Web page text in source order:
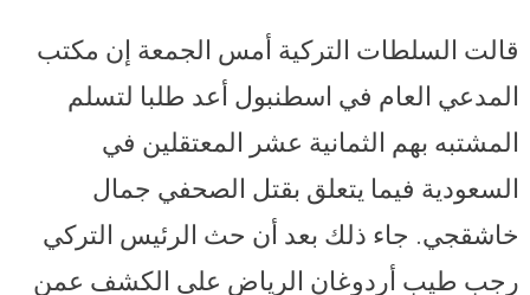
قالت السلطات التركية أمس الجمعة إن مكتب
المدعي العام في اسطنبول أعد طلبا لتسلم
المشتبه بهم الثمانية عشر المعتقلين في
السعودية فيما يتعلق بقتل الصحفي جمال
خاشقجي. جاء ذلك بعد أن حث الرئيس التركي
رجب طيب أردوغان الرياض على الكشف عمن